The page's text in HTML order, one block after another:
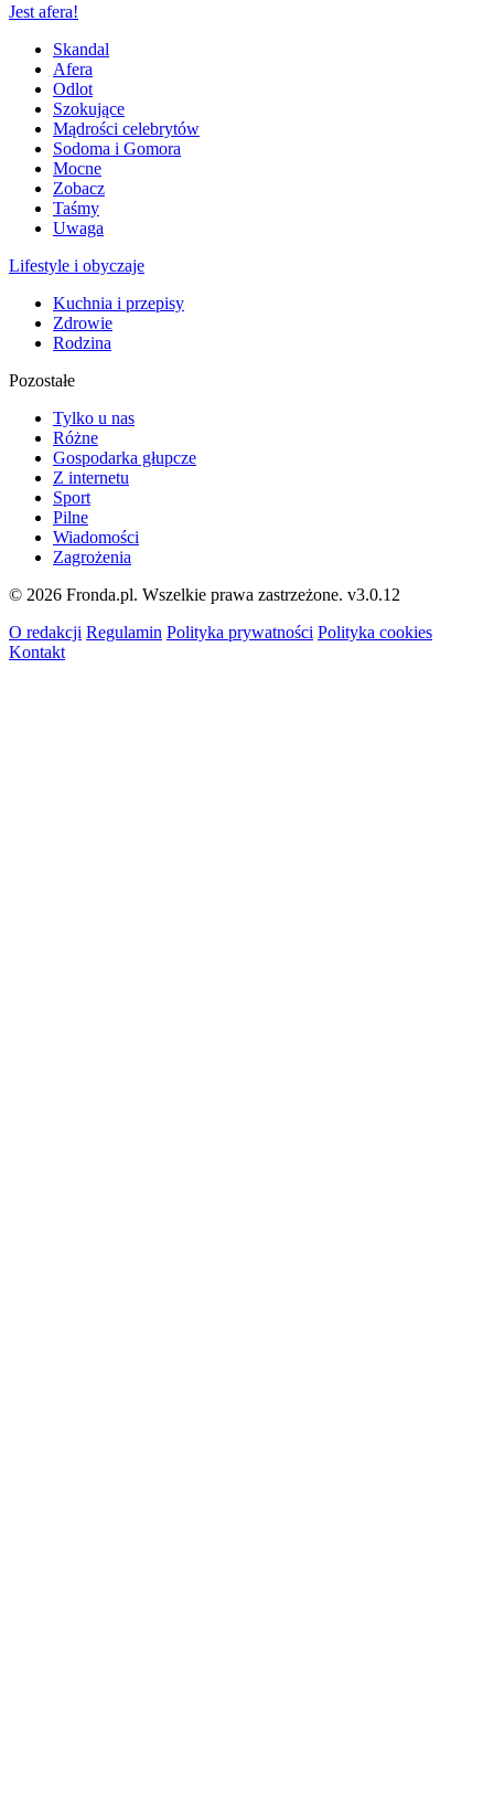
Jest afera!
Skandal
Afera
Odlot
Szokujące
Mądrości celebrytów
Sodoma i Gomora
Mocne
Zobacz
Taśmy
Uwaga
Lifestyle i obyczaje
Kuchnia i przepisy
Zdrowie
Rodzina
Pozostałe
Tylko u nas
Różne
Gospodarka głupcze
Z internetu
Sport
Pilne
Wiadomości
Zagrożenia
© 2026 Fronda.pl. Wszelkie prawa zastrzeżone. v3.0.12
O redakcji Regulamin Polityka prywatności Polityka cookies
Kontakt